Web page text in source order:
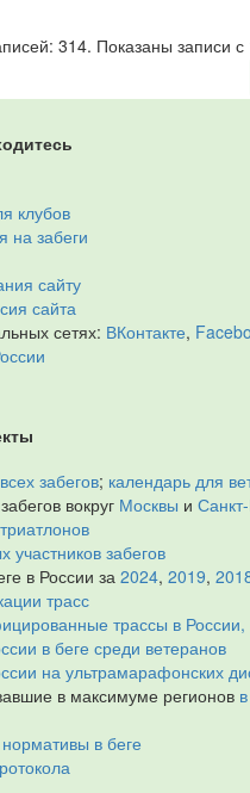
314. Показаны записи
клубов
на забеги
сайту
сайта
сетях: ВКонтакте,
забегов; календарь для
вокруг Москвы и
участников забегов
в России за 2024, 2019,
трасс
трассы в
в беге среди ветеранов
на ультрамарафонских
в максимуме регионов
в беге